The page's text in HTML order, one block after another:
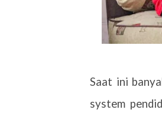
Saat ini
system